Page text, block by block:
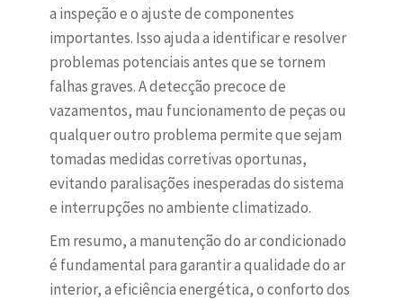
a inspeção e o ajuste de componentes
importantes. Isso ajuda a identificar e resolver
problemas potenciais antes que se tornem
falhas graves. A detecção precoce de
vazamentos, mau funcionamento de peças ou
qualquer outro problema permite que sejam
tomadas medidas corretivas oportunas,
evitando paralisações inesperadas do sistema
e interrupções no ambiente climatizado.
Em resumo, a manutenção do ar condicionado
é fundamental para garantir a qualidade do ar
interior, a eficiência energética, o conforto dos